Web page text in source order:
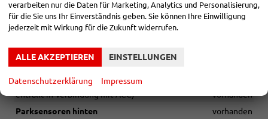
Isofix-Vorbereitung auf dem Beifahrersitz sowie den äußeren
Rücksitzen, inkl. Top-Tether-Verankerung
vorhanden
Fahrlichtassistent (Easy Light Assist) mit Coming- und Leaving-
Home-Funktion
Geschwindigkeitsregelanlage inkl. Speedlimiter (Speedlimiter
entfällt in Verbindung mit ACC)
vorhanden
Parksensoren hinten
vorhanden
verarbeiten nur die Daten für Marketing, Analytics und Personalisierung,
für die Sie uns Ihr Einverständnis geben. Sie können Ihre Einwilligung
jederzeit mit Wirkung für die Zukunft widerrufen.
ALLE AKZEPTIEREN EINSTELLUNGEN
Datenschutzerklärung Impressum